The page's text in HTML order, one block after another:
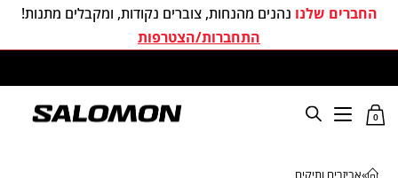
החברים שלנו נהנים מהנחות, צוברים נקודות, ומקבלים מתנות!
התחברות/הצטרפות
0
»אביזרים ותיקים